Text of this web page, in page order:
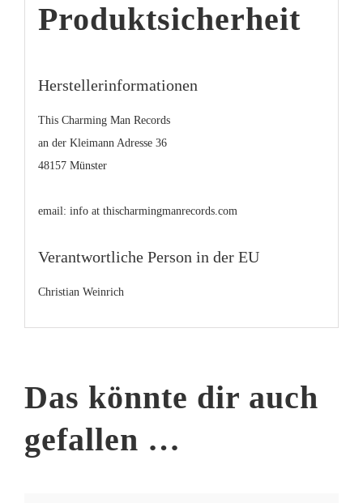
Produktsicherheit
Herstellerinformationen
This Charming Man Records
an der Kleimann Adresse 36
48157 Münster
email: info at thischarmingmanrecords.com
Verantwortliche Person in der EU
Christian Weinrich
Das könnte dir auch
gefallen …